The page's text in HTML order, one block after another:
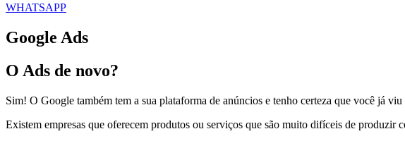
WHATSAPP
Google Ads
O Ads de novo?
Sim! O Google também tem a sua plataforma de anúncios e tenho certeza que você já
Existem empresas que oferecem produtos ou serviços que são muito difíceis de produzir